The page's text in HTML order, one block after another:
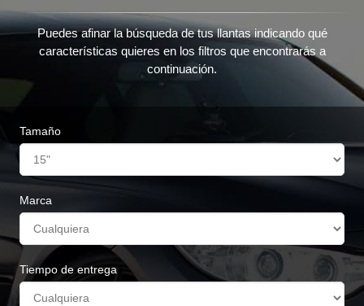
Puedes afinar la búsqueda de tus llantas indicando qué
características quieres en los filtros que encontrarás a
continuación.
Tamaño
Marca
Tiempo de entrega